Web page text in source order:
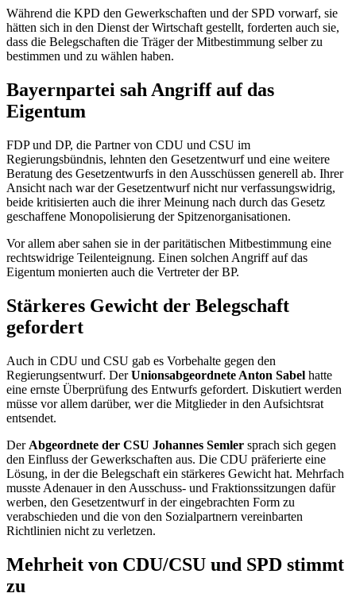
Während die KPD den Gewerkschaften und der SPD vorwarf, sie
hätten sich in den Dienst der Wirtschaft gestellt, forderten auch sie,
dass die Belegschaften die Träger der Mitbestimmung selber zu
bestimmen und zu wählen haben.
Bayernpartei sah Angriff auf das
Eigentum
FDP und DP, die Partner von CDU und CSU im
Regierungsbündnis, lehnten den Gesetzentwurf und eine weitere
Beratung des Gesetzentwurfs in den Ausschüssen generell ab. Ihrer
Ansicht nach war der Gesetzentwurf nicht nur verfassungswidrig,
beide kritisierten auch die ihrer Meinung nach durch das Gesetz
geschaffene Monopolisierung der Spitzenorganisationen.
Vor allem aber sahen sie in der paritätischen Mitbestimmung eine
rechtswidrige Teilenteignung. Einen solchen Angriff auf das
Eigentum monierten auch die Vertreter der BP.
Stärkeres Gewicht der Belegschaft
gefordert
Auch in CDU und CSU gab es Vorbehalte gegen den
Regierungsentwurf. DerUnionsabgeordnete Anton Sabel hatte
eine ernste Überprüfung des Entwurfs gefordert. Diskutiert werden
müsse vor allem darüber, wer die Mitglieder in den Aufsichtsrat
entsendet.
Der Abgeordnete der CSU Johannes Semler sprach sich gegen
den Einfluss der Gewerkschaften aus. Die CDU präferierte eine
Lösung, in der die Belegschaft ein stärkeres Gewicht hat. Mehrfach
musste Adenauer in den Ausschuss- und Fraktionssitzungen dafür
werben, den Gesetzentwurf in der eingebrachten Form zu
verabschieden und die von den Sozialpartnern vereinbarten
Richtlinien nicht zu verletzen.
Mehrheit von CDU/CSU und SPD stimmt
zu